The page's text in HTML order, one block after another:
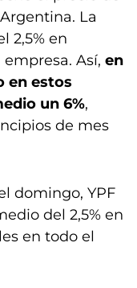
La
2,5% en
Así, en
en estos
un 6%,
de mes
domingo, YPF
del 2,5% en
en todo el